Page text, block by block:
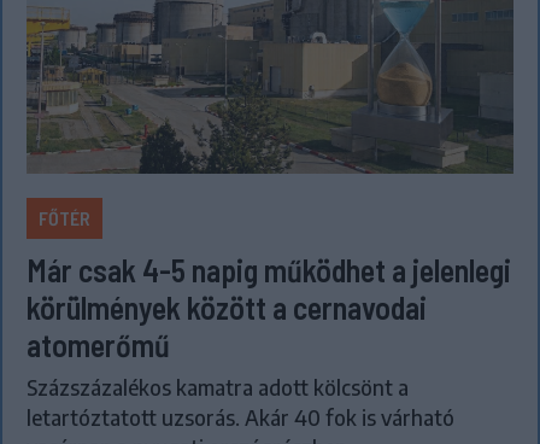
FŐTÉR
Már csak 4-5 napig működhet a jelenlegi
körülmények között a cernavodai
atomerőmű
Százszázalékos kamatra adott kölcsönt a
letartóztatott uzsorás. Akár 40 fok is várható